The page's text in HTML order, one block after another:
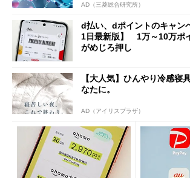
AD（三菱総合研究所）
d払い、dポイントのキャン
1日最新版】 1万～10万ポ
がめじろ押し
【大人気】ひんやり冷感寝
なたに。
AD（アイリスプラザ）